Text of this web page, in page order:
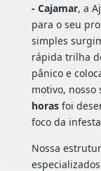
- Cajamar, a
para o seu
simples
rápida trilha
pânico e
motivo, nosso
horasfoi
foco da
Nossa